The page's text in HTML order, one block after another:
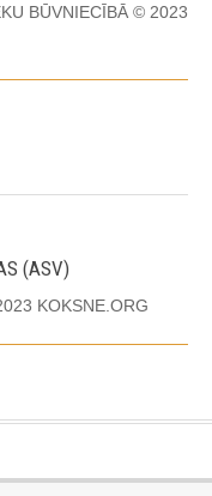
BŪVNIECĪBĀ © 2023
(ASV)
KOKSNE.ORG